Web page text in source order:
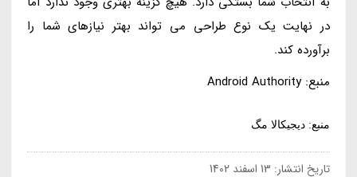
در نهایت یک نوع طراحی می تواند بهتر نیازهای شما را
برآورده کند.
منبع: Android Authority
منبع: دیجیکالا مگ
تاریخ انتشار: 13 اسفند 1402